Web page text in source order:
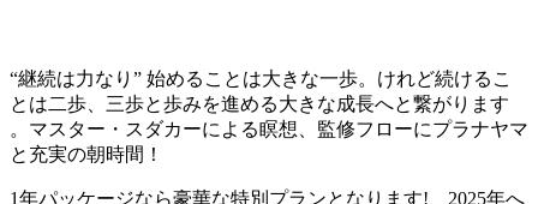
“継続は力なり” 始めることは大きな一歩。けれど続けるこ
とは二歩、三歩と歩みを進める大きな成長へと繋がります
。マスター・スダカーによる瞑想、監修フローにプラナヤマ
と充実の朝時間！
1年パッケージなら豪華な特別プランとなります! 2025年へ